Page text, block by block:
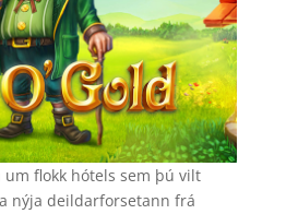
flokk hótels sem þú vilt
nýja deildarforsetann frá